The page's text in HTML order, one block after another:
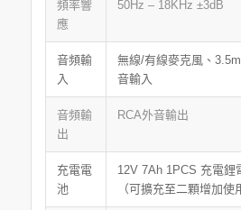
頻率響
應
50Hz – 18KHz ±3dB
音頻輸
入
無線/有線麥克風、
音輸入
音頻輸
出
RCA外音輸出
充電電
池
12V 7Ah 1PCS 充電鋰
（可擴充至二顆增加使